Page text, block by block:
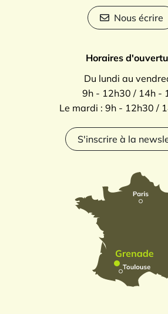
Nous écrire
Horaires
Du lundi au
9h - 12h30 / 14h -
Le mardi : 9h - 12h30 /
S'inscrire à la